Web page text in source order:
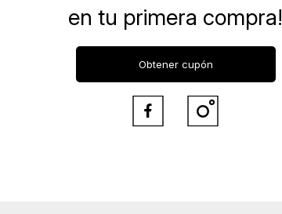
en tu primera compra!
Obtener cupón
 